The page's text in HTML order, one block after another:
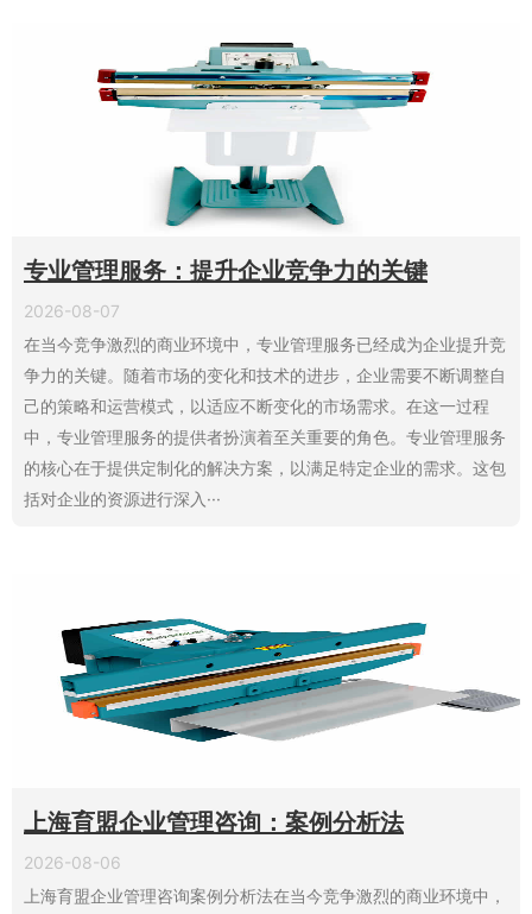
专业管理服务：提升企业竞争力的关键
2026-08-07
在当今竞争激烈的商业环境中，专业管理服务已经成为企业提升竞
争力的关键。随着市场的变化和技术的进步，企业需要不断调整自
己的策略和运营模式，以适应不断变化的市场需求。在这一过程
中，专业管理服务的提供者扮演着至关重要的角色。专业管理服务
的核心在于提供定制化的解决方案，以满足特定企业的需求。这包
括对企业的资源进行深入···
上海育盟企业管理咨询：案例分析法
2026-08-06
上海育盟企业管理咨询案例分析法在当今竞争激烈的商业环境中，